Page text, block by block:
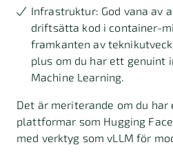
Infrastruktur: God vana av
driftsätta kod i container-
framkanten av
plus om du har ett genuint
Machine Learning.
Det är meriterande om du har
plattformar som Hugging
med verktyg som vLLM för